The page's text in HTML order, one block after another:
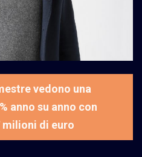
vedono una
anno su anno con
milioni di euro